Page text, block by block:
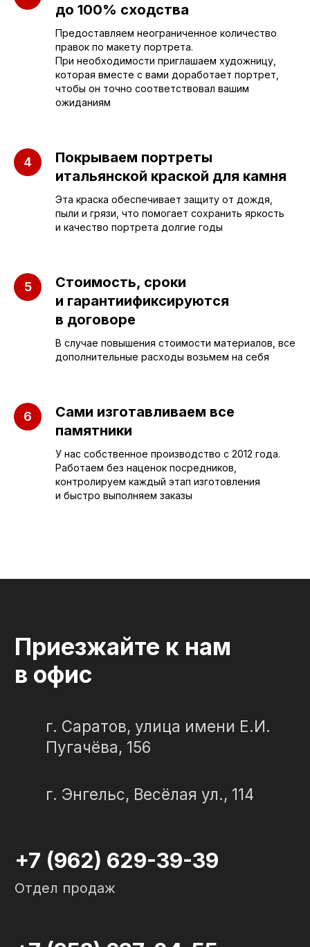
до 100% сходства
Предоставляем неограниченное количество
правок по макету портрета.
При необходимости приглашаем художницу,
которая вместе с вами доработает портрет,
чтобы он точно соответствовал вашим
ожиданиям
Покрываем портреты
итальянской краской для камня
Эта краска обеспечивает защиту от дождя,
пыли и грязи, что помогает сохранить яркость
и качество портрета долгие годы
Стоимость, сроки
и гарантиификсируются
в договоре
В случае повышения стоимости материалов, все
дополнительные расходы возьмем на себя
Сами изготавливаем все
памятники
У нас собственное производство с 2012 года.
Работаем без наценок посредников,
контролируем каждый этап изготовления
и быстро выполняем заказы
ПАМЯТНИКИ
Бюджетные
Комплексы
© 2012-2024 гранитная мастерская
СЛЕЗА В
КАМНЕ
ИНФОРМАЦИЯ
О компании
Наши работы
Политика конфиденциальности
Благоустройство
Доставка и
установка